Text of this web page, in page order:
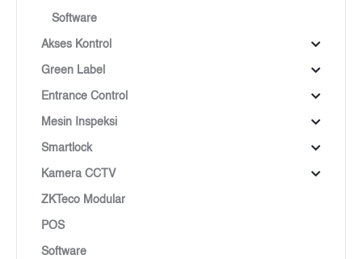
Software
Akses Kontrol
Green Label
Entrance Control
Mesin Inspeksi
Smartlock
Kamera CCTV
ZKTeco Modular
POS
Software